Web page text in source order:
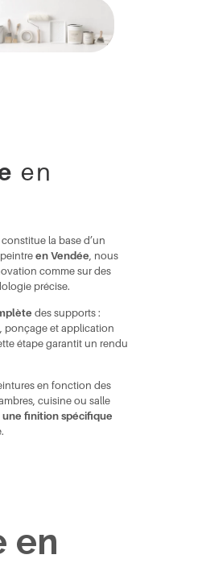
en
constitue la base d’un
en Vendée , nous
comme sur des
précise.
des supports :
ponçage et application
étape garantit un rendu
en fonction des
cuisine ou salle
finition spécifique
en